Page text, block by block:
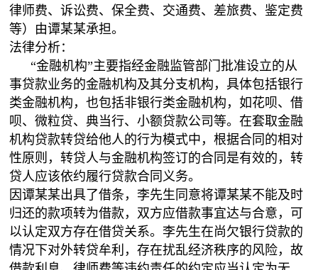
律师费、诉讼费、保全费、交通费、差旅费、鉴定费
等）由谭某某承担。
法律分析：
“金融机构”主要指经金融监管部门批准设立的从
事贷款业务的金融机构及其分支机构，具体包括银行
类金融机构，也包括非银行类金融机构，如花呗、借
呗、微粒贷、典当行、小额贷款公司等。在套取金融
机构贷款转贷给他人的行为模式中，根据合同的相对
性原则，转贷人与金融机构签订的合同是有效的，转
贷人应该依约履行贷款合同义务。
因谭某某出具了借条，李先生同意将谭某某不能及时
归还的款项转为借款，双方应借款事宜达与合意，可
以认定双方存在借贷关系。李先生在尚欠银行贷款的
情况下对外转贷牟利，存在扰乱经济秩序的风险，故